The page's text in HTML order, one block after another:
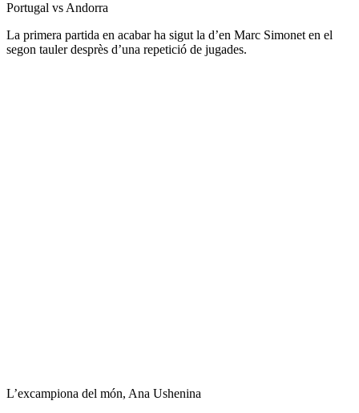
Portugal vs Andorra
La primera partida en acabar ha sigut la d’en Marc Simonet en el
segon tauler desprès d’una repetició de jugades.
L’excampiona del món, Ana Ushenina